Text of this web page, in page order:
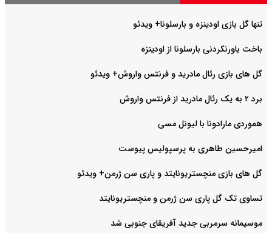
تنها گل بازی اودینزه و بارسلونا+ ویدئو
باخت باورنکردنی بارسلونا از اودینزه
گل های بازی رئال مادرید و فرنتس واروش+ ویدئو
برد ۲ به یک رئال مادرید از فرنتس واروش
هموردی مارادونا با لیونل مسی
امیرحسین طاهری به پرسپولیس پیوست
گل های بازی منچستریونایتد و پاری سن ژرمن+ ویدئو
تساوی تک گل پاری سن ژرمن و منچستریونایتد
موسیمانه سرمربی جدید آفریقای جنوبی شد